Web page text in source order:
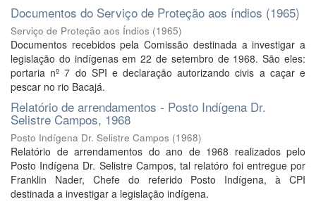
Documentos do Serviço de Proteção aos índios (1965)
Serviço de Proteção aos Índios (1965)
Documentos recebidos pela Comissão destinada a investigar a
legislação do indígenas em 22 de setembro de 1968. São eles:
portaria nº 7 do SPI e declaração autorizando civis a caçar e
pescar no rio Bacajá.
Relatório de arrendamentos - Posto Indígena Dr.
Selistre Campos, 1968
Posto Indígena Dr. Selistre Campos (1968)
Relatório de arrendamentos do ano de 1968 realizados pelo
Posto Indígena Dr. Selistre Campos, tal relatóro foi entregue por
Franklin Nader, Chefe do referido Posto Indígena, à CPI
destinada a investigar a legislação indígena.